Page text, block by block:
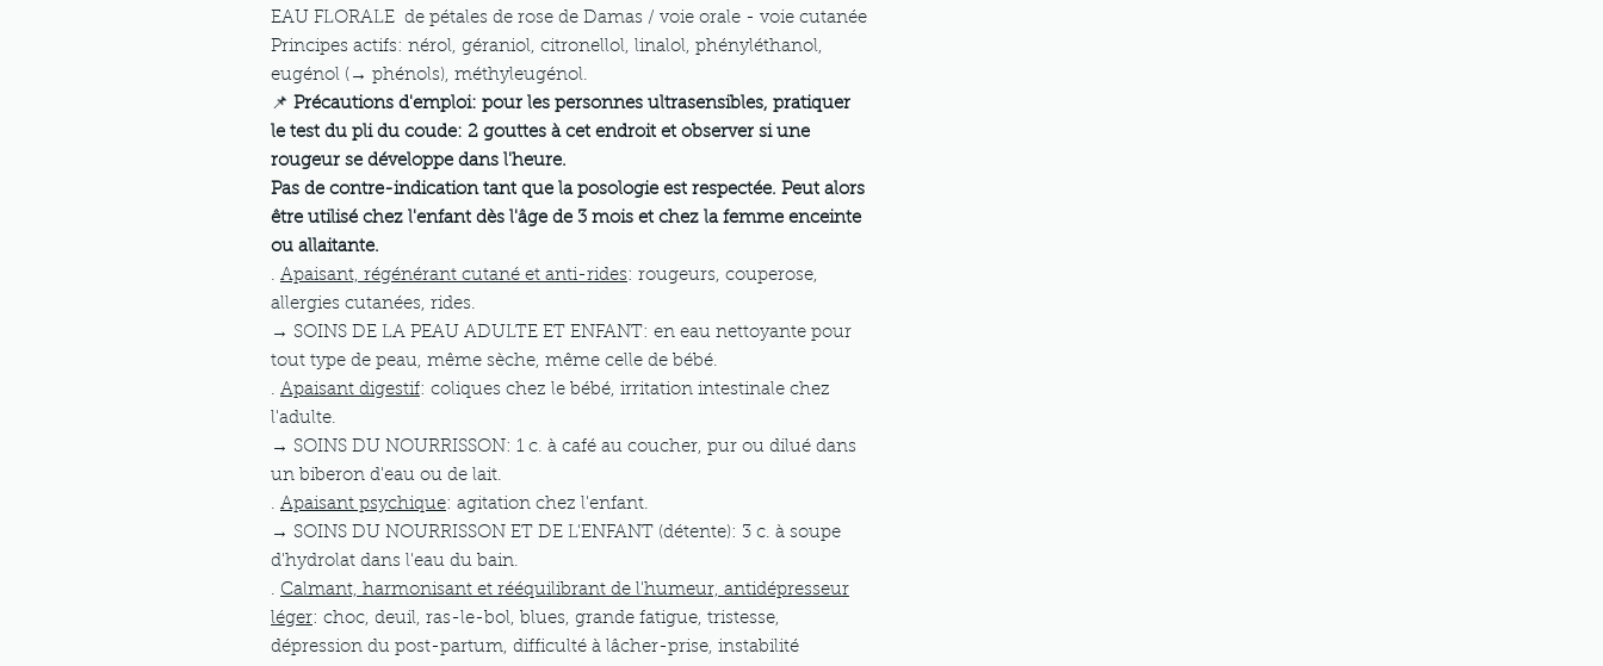
EAU FLORALE de pétales de rose de Damas / voie orale - voie cutanée
Principes actifs: nérol, géraniol, citronellol, linalol, phényléthanol,
eugénol (→ phénols), méthyleugénol.
📌 Précautions d'emploi: pour les personnes ultrasensibles, pratiquer
le test du pli du coude: 2 gouttes à cet endroit et observer si une
rougeur se développe dans l'heure.
Pas de contre-indication tant que la posologie est respectée. Peut alors
être utilisé chez l'enfant dès l'âge de 3 mois et chez la femme enceinte
ou allaitante.
. Apaisant, régénérant cutané et anti-rides: rougeurs, couperose,
allergies cutanées, rides.
→ SOINS DE LA PEAU ADULTE ET ENFANT: en eau nettoyante pour
tout type de peau, même sèche, même celle de bébé.
. Apaisant digestif: coliques chez le bébé, irritation intestinale chez
l'adulte.
→ SOINS DU NOURRISSON: 1 c. à café au coucher, pur ou dilué dans
un biberon d'eau ou de lait.
. Apaisant psychique: agitation chez l'enfant.
→ SOINS DU NOURRISSON ET DE L'ENFANT (détente): 3 c. à soupe
d'hydrolat dans l'eau du bain.
. Calmant, harmonisant et rééquilibrant de l'humeur, antidépresseur
léger: choc, deuil, ras-le-bol, blues, grande fatigue, tristesse,
dépression du post-partum, difficulté à lâcher-prise, instabilité